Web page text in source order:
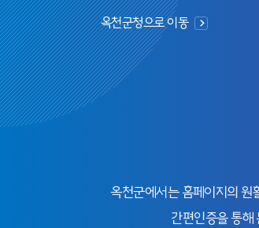
옥천군청으로 이동
옥천군에서는 홈페이지의 원
간편인증을 통해